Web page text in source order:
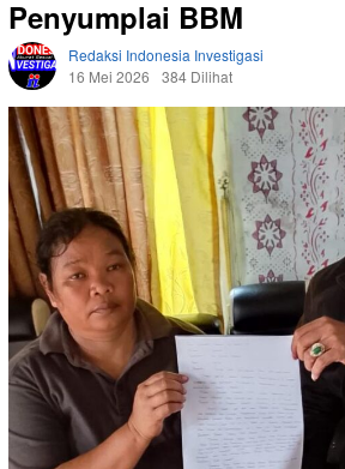
Penyumplai BBM
Redaksi Indonesia Investigasi
16 Mei 2026
384 Dilihat